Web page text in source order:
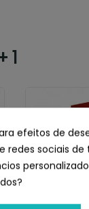
1
efeitos de
redes sociais